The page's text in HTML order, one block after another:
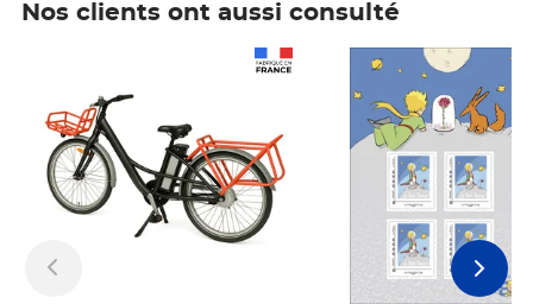
Nos clients ont aussi consulté
Prix 6,25€ HT